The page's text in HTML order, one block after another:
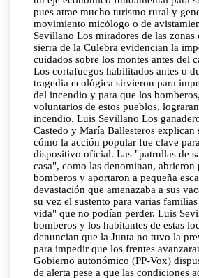
pues atrae mucho turismo rural y
movimiento micólogo o de
Sevillano Los miradores de las zonas
sierra de la Culebra evidencian la
cuidados sobre los montes antes del
Los cortafuegos habilitados antes o
tragedia ecológica sirvieron para
del incendio y para que los
voluntarios de estos pueblos,
incendio. Luis Sevillano Los
Castedo y María Ballesteros explican
cómo la acción popular fue clave
dispositivo oficial. Las "patrullas de
casa", como las denominan, abrieron
bomberos y aportaron a pequeña
devastación que amenazaba a sus
su vez el sustento para varias
vida" que no podían perder. Luis
bomberos y los habitantes de estas
denuncian que la Junta no tuvo la
para impedir que los frentes
Gobierno autonómico (PP-Vox)
de alerta pese a que las condiciones